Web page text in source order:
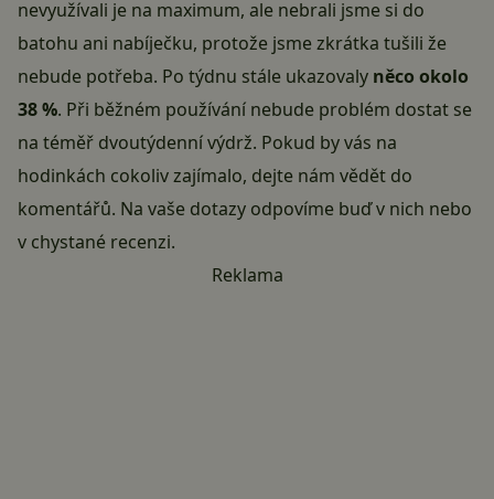
nevyužívali je na maximum, ale nebrali jsme si do
batohu ani nabíječku, protože jsme zkrátka tušili že
nebude potřeba. Po týdnu stále ukazovaly něco okolo
38 %. Při běžném používání nebude problém dostat se
na téměř dvoutýdenní výdrž. Pokud by vás na
hodinkách cokoliv zajímalo, dejte nám vědět do
komentářů. Na vaše dotazy odpovíme buď v nich nebo
v chystané recenzi.
Reklama